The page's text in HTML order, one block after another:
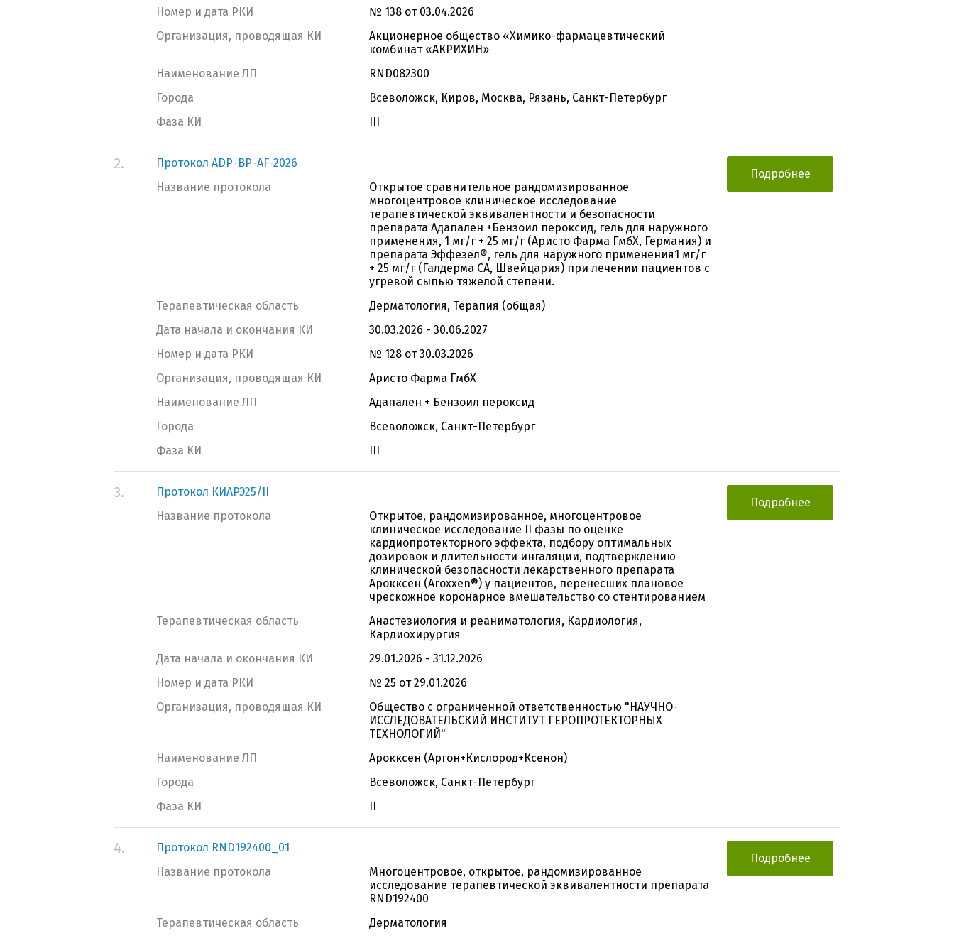
Номер и дата РКИ
№ 138 от 03.04.2026
Организация, проводящая КИ
Акционерное общество «Химико-фармацевтический
комбинат «АКРИХИН»
Наименование ЛП
RND082300
Города
Всеволожск, Киров, Москва, Рязань, Санкт-Петербург
Фаза КИ
III
2.
Протокол ADP-BP-AF-2026
Название протокола
Открытое сравнительное рандомизированное
многоцентровое клиническое исследование
терапевтической эквивалентности и безопасности
препарата Адапален +Бензоил пероксид, гель для наружного
применения, 1 мг/г + 25 мг/г (Aристо Фарма ГмбХ, Германия) и
препарата Эффезел®, гель для наружного применения1 мг/г
+ 25 мг/г (Галдерма CA, Швейцария) при лечении пациентов с
угревой сыпью тяжелой степени.
Терапевтическая область
Дерматология, Терапия (общая)
Дата начала и окончания КИ
30.03.2026 - 30.06.2027
Номер и дата РКИ
№ 128 от 30.03.2026
Организация, проводящая КИ
Aристо Фарма ГмбХ
Наименование ЛП
Адапален + Бензоил пероксид
Города
Всеволожск, Санкт-Петербург
Фаза КИ
III
Подробнее
3.
Протокол КИАРЭ25/II
Название протокола
Открытое, рандомизированное, многоцентровое
клиническое исследование II фазы по оценке
кардиопротекторного эффекта, подбору оптимальных
дозировок и длительности ингаляции, подтверждению
клинической безопасности лекарственного препарата
Арокксен (Aroxxen®) у пациентов, перенесших плановое
чрескожное коронарное вмешательство со стентированием
Терапевтическая область
Анастезиология и реаниматология, Кардиология,
Кардиохирургия
Дата начала и окончания КИ
29.01.2026 - 31.12.2026
Номер и дата РКИ
№ 25 от 29.01.2026
Организация, проводящая КИ
Общество с ограниченной ответственностью "НАУЧНО-
ИССЛЕДОВАТЕЛЬСКИЙ ИНСТИТУТ ГЕРОПРОТЕКТОРНЫХ
ТЕХНОЛОГИЙ"
Наименование ЛП
Арокксен (Аргон+Кислород+Ксенон)
Города
Всеволожск, Санкт-Петербург
Фаза КИ
II
Подробнее
4.
Протокол RND192400_01
Название протокола
Многоцентровое, открытое, рандомизированное
исследование терапевтической эквивалентности препарата
RND192400
Терапевтическая область
Дерматология
Подробнее